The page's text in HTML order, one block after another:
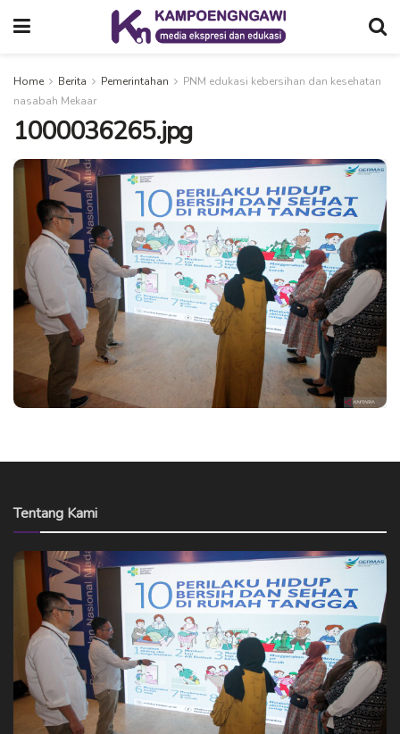
Home Berita Pemerintahan
PNM edukasi kebersihan dan kesehatan
nasabah Mekaar
1000036265.jpg
Tentang Kami